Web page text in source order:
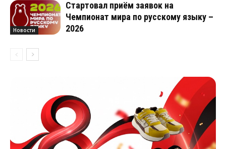
Новости
Стартовал приём заявок на
Чемпионат мира по русскому языку –
2026